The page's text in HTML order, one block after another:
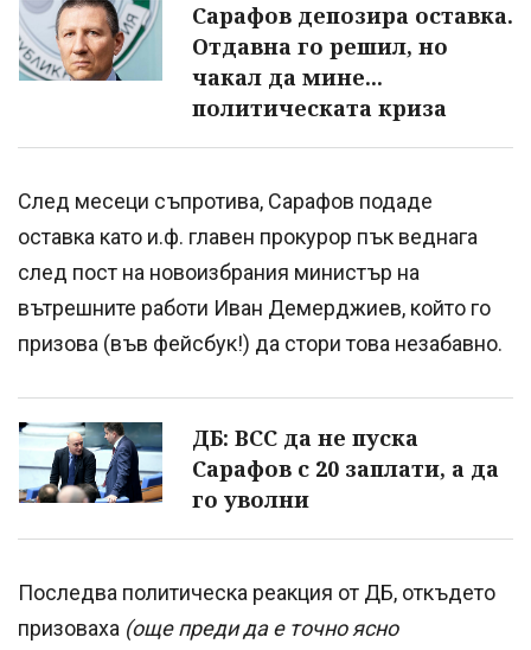
Сарафов депозира оставка.
Отдавна го решил, но
чакал да мине...
политическата криза
След месеци съпротива, Сарафов подаде
оставка като и.ф. главен прокурор пък веднага
след пост на новоизбрания министър на
вътрешните работи Иван Демерджиев, който го
призова (във фейсбук!) да стори това незабавно.
ДБ: ВСС да не пуска
Сарафов с 20 заплати, а да
го уволни
Последва политическа реакция от ДБ, откъдето
призоваха (още преди да е точно ясно